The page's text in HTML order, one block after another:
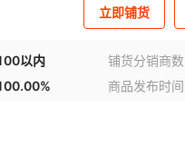
立即铺货
以内 铺货分销商数
商品发布时间